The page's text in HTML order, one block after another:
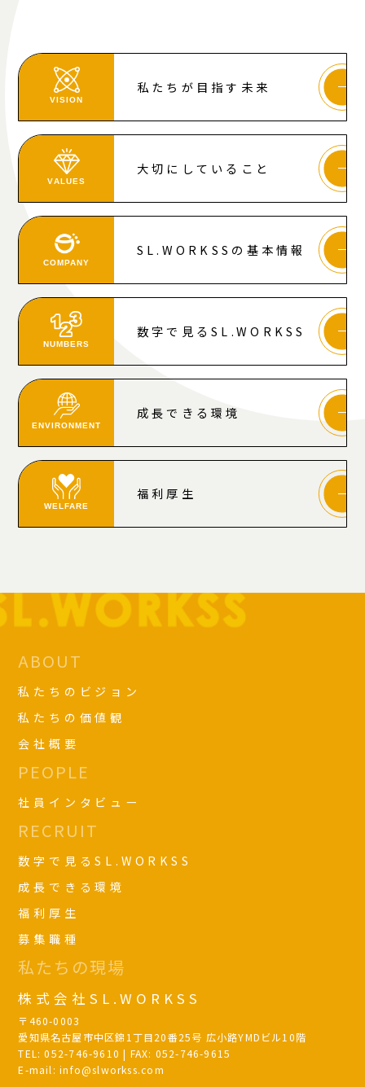
VISION
私たちが目指す未来
VALUES
大切にしていること
COMPANY
SL.WORKSSの基本情報
NUMBERS
数字で見るSL.WORKSS
ENVIRONMENT
成長できる環境
WELFARE
福利厚生
ABOUT
私たちのビジョン
私たちの価値観
会社概要
PEOPLE
社員インタビュー
RECRUIT
数字で見るSL.WORKSS
成長できる環境
福利厚生
募集職種
私たちの現場
株式会社SL.WORKSS
〒460-0003
愛知県名古屋市中区錦1丁目20番25号 広小路YMDビル10階
TEL: 052-746-9610 | FAX: 052-746-9615
E-mail: info@slworkss.com